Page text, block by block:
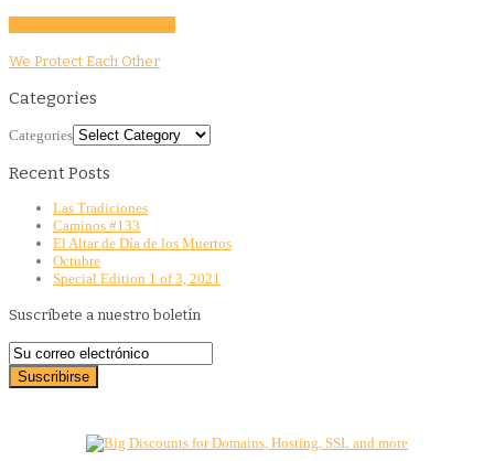
We Protect Each Other
Categories
Categories
Recent Posts
Las Tradiciones
Caminos #133
El Altar de Día de los Muertos
Octubre
Special Edition 1 of 3, 2021
Suscríbete a nuestro boletín